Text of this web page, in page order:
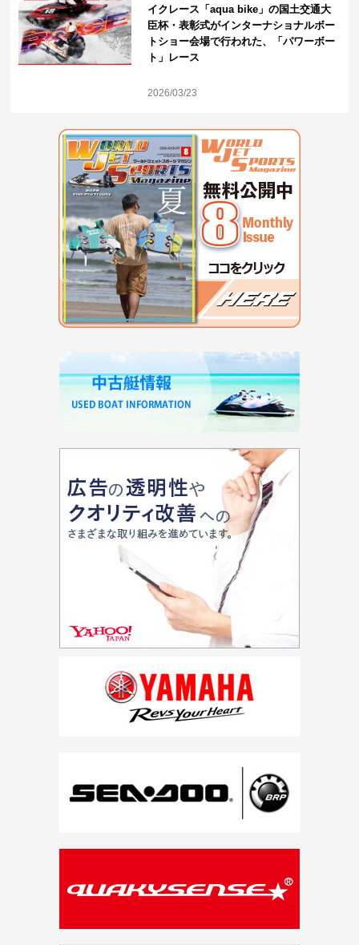
イクレース「aqua bike」の国土交通大
臣杯・表彰式がインターナショナルボー
トショー会場で行われた、「パワーボー
ト」レース
2026/03/23